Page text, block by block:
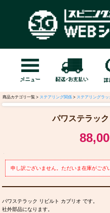
商品カテゴリ一覧 > ステアリング関係 > ステアリングラッ
パワステラッ
申し訳ございません。ただいま在庫がござ
パワステラック リビルト カブリオ です。
社外部品になります。